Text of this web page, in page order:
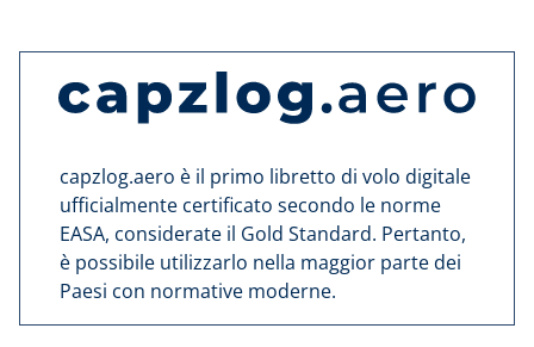
capzlog.aero è il primo libretto di volo digitale
ufficialmente certificato secondo le norme
EASA, considerate il Gold Standard. Pertanto,
è possibile utilizzarlo nella maggior parte dei
Paesi con normative moderne.